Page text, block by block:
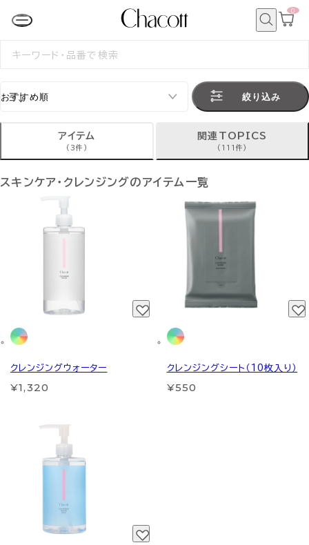
カ
0
検
絞り込み
アイテム
(3件)
関連TOPICS
(111件)
スキンケア・クレンジングのアイテム一覧
クレンジングウォーター
¥1,320
クレンジングシート（10枚入り）
¥550